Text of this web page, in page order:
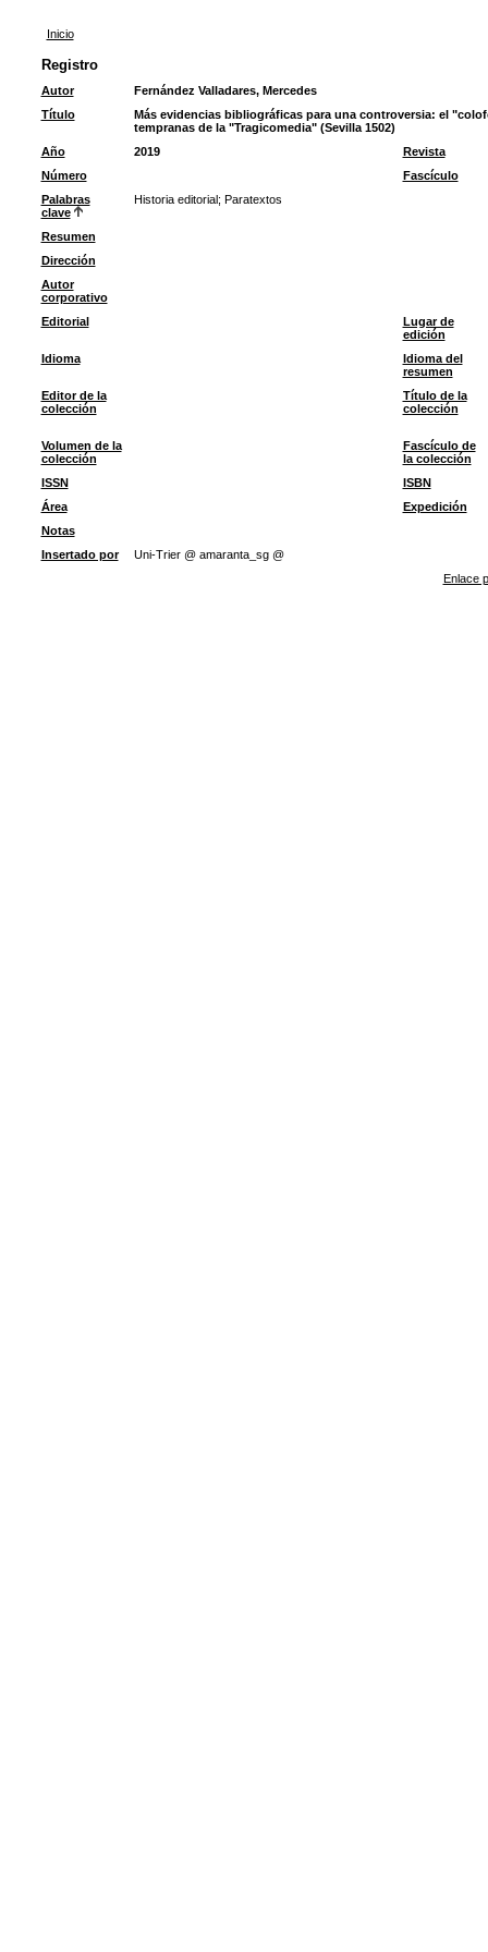
Inicio
Registro
Autor
Fernández Valladares, Mercedes
Título
Más evidencias bibliográficas para una controversia: el
tempranas de la "Tragicomedia" (Sevilla 1502)
Año
2019
Revista
Número
Fascículo
Palabras
clave
Historia editorial; Paratextos
Resumen
Dirección
Autor
corporativo
Editorial
Lugar de
edición
Idioma
Idioma del
resumen
Editor de la
colección
Título de la
colección
Volumen de la
colección
Fascículo de
la colección
ISSN
ISBN
Área
Expedición
Notas
Insertado por
Uni-Trier @ amaranta_sg @
Enlace